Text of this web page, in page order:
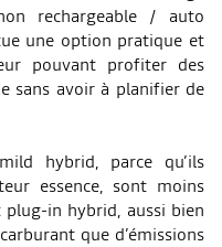
rechargeable / auto
une option pratique et
pouvant profiter des
sans avoir à planifier de
hybrid, parce qu’ils
essence, sont moins
in hybrid, aussi bien
que d’émissions